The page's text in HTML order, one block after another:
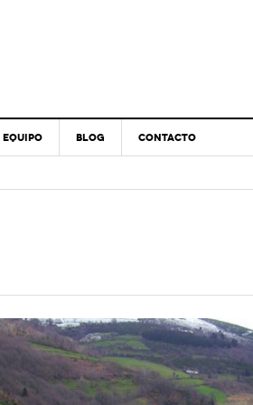
EQUIPO BLOG CONTACTO